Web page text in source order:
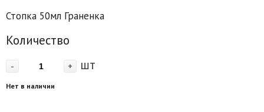
Стопка 50мл Граненка
Количество
- + шт
Нет в наличии